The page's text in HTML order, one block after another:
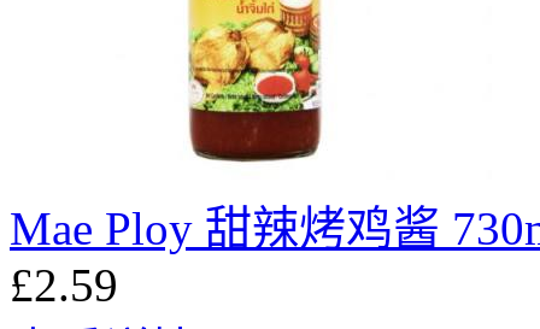
Mae Ploy 甜辣烤鸡酱
£2.59